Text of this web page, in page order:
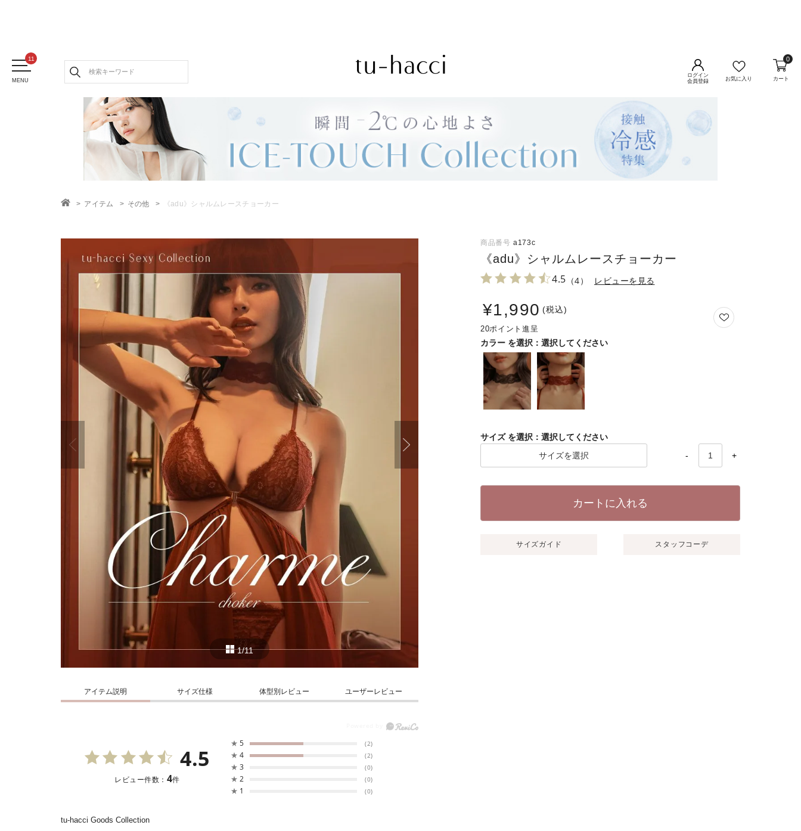
MENU
ログイン
会員登録
お気に入り カート
0
アイテム その他 《adu》シャルムレースチョーカー
1/11
商品番号 a173c
《adu》シャルムレースチョーカー
4.5 （4） レビューを見る
¥1,990 税込
20
カラー 選択してください
サイズ
選択してください
-
+
カートに入れる
サイズガイド スタッフコーデ
アイテム説明 サイズ仕様 体型別レビュー ユーザーレビュー
4.5
レビュー件数： 4件
★ 5 (2)
★ 4 (2)
★ 3 (0)
★ 2 (0)
★ 1 (0)
tu-hacci Goods Collection